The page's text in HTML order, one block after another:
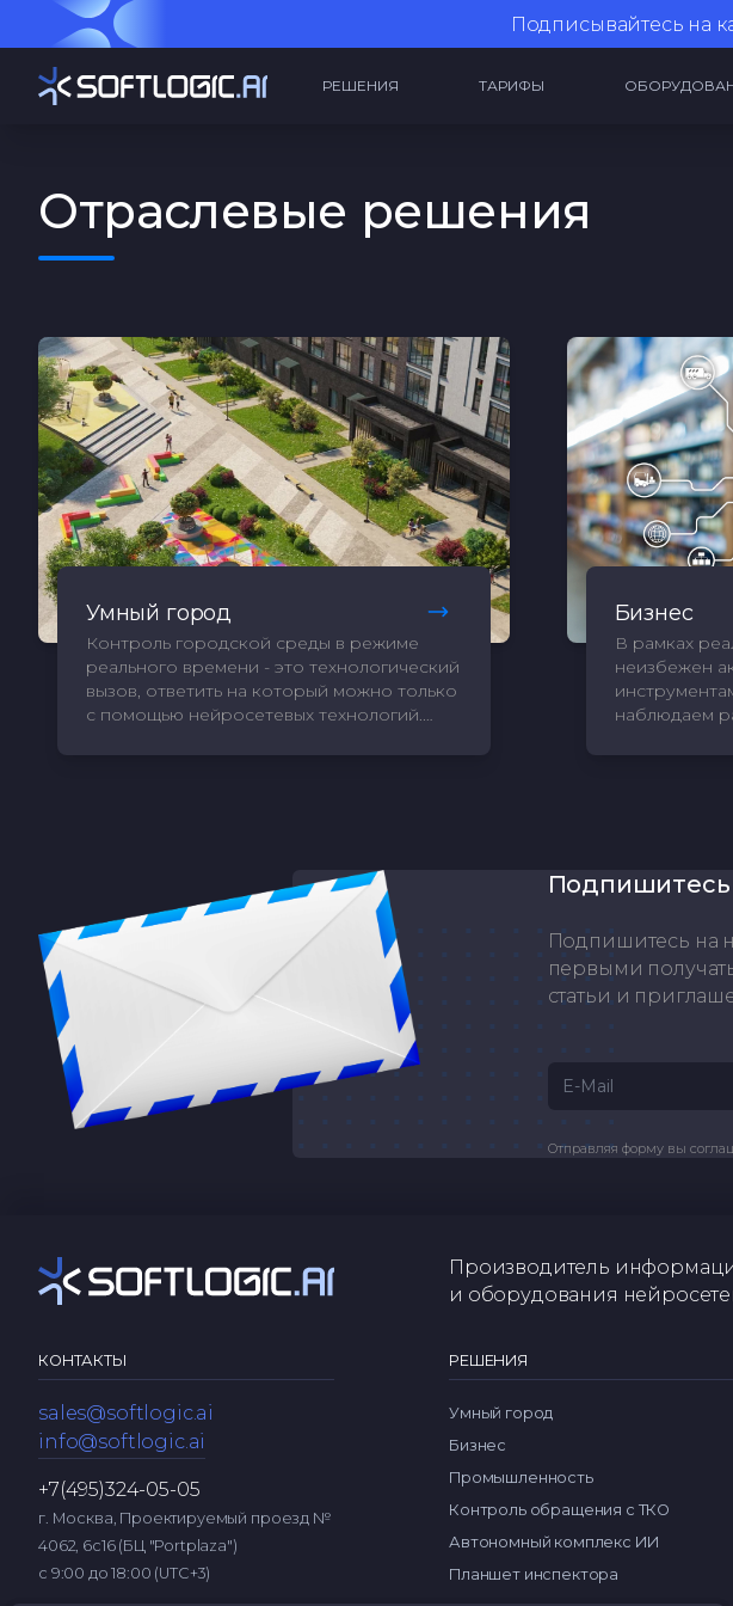
Подписывайтесь на
РЕШЕНИЯ ТАРИФЫ
Отраслевые решения
Умный город
Контроль городской среды в режиме
реального времени - это технологический
вызов, ответить на который можно только
с помощью нейросетевых технологий.
службам видеть и устранять нарушения
будущего - это среда, о которой
заботятся.
Бизнес
В рамках
неизбежен
наблюдаем
Совмещая
Подпишитесь
Подпишитесь на
первыми
статьи и
Отправляя форму вы
Производитель
и оборудования
КОНТАКТЫ
sales@softlogic.ai
info@softlogic.ai
+7(495)324-05-05
г. Москва, Проектируемый проезд №
4062, 6с16 (БЦ "Portplaza")
с 9:00 до 18:00 (UTC+3)
РЕШЕНИЯ
Умный город
Бизнес
Промышленность
Контроль обращения с ТКО
Автономный комплекс ИИ
Планшет инспектора